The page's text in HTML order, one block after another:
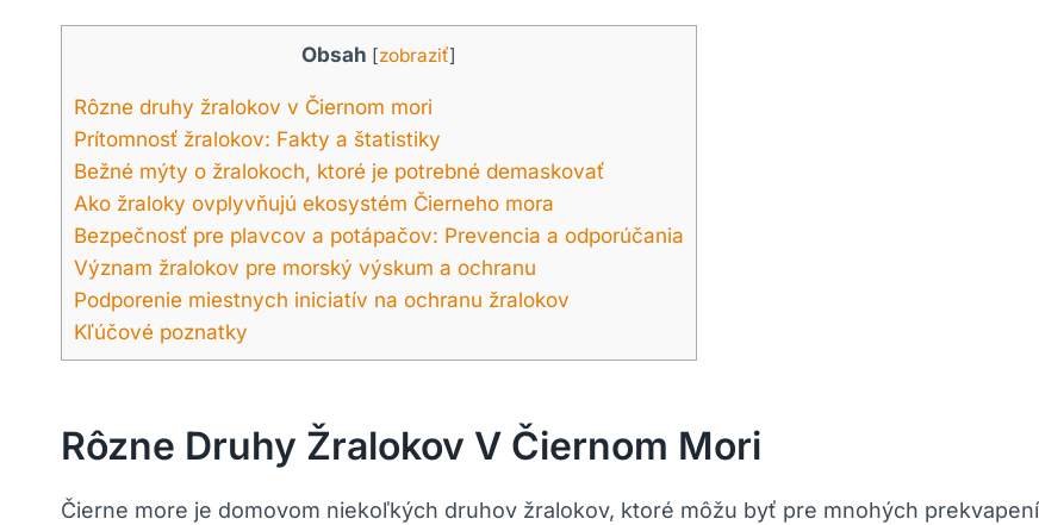
Obsah [zobraziť]
Rôzne druhy žralokov v Čiernom mori
Prítomnosť žralokov: Fakty a štatistiky
Bežné mýty o žralokoch, ktoré je potrebné demaskovať
Ako žraloky ovplyvňujú ekosystém Čierneho mora
Bezpečnosť pre plavcov a potápačov: Prevencia a odporúčania
Význam žralokov pre morský výskum a ochranu
Podporenie miestnych iniciatív na ochranu žralokov
Kľúčové poznatky
Rôzne Druhy Žralokov V Čiernom Mori
Čierne more je domovom niekoľkých druhov žralokov, ktoré môžu byť pre mnohých